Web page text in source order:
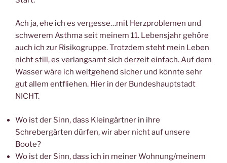
Ach ja, ehe ich es vergesse…mit Herzproblemen und
schwerem Asthma seit meinem 11. Lebensjahr gehöre
auch ich zur Risikogruppe. Trotzdem steht mein Leben
nicht still, es verlangsamt sich derzeit einfach. Auf dem
Wasser wäre ich weitgehend sicher und könnte sehr
gut allem entfliehen. Hier in der Bundeshauptstadt
NICHT.
Wo ist der Sinn, dass Kleingärtner in ihre
Schrebergärten dürfen, wir aber nicht auf unsere
Boote?
Wo ist der Sinn, dass ich in meiner Wohnung/meinem